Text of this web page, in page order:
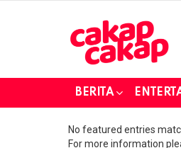
BERITA
No featured entries
For more information